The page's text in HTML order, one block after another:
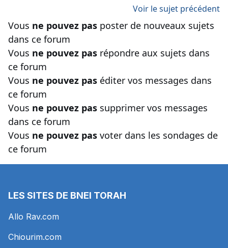
Voir le sujet précédent
Vous ne pouvez pas poster de nouveaux sujets
dans ce forum
Vous ne pouvez pas répondre aux sujets dans
ce forum
Vous ne pouvez pas éditer vos messages dans
ce forum
Vous ne pouvez pas supprimer vos messages
dans ce forum
Vous ne pouvez pas voter dans les sondages de
ce forum
LES SITES DE BNEI TORAH
Allo Rav.com
Chiourim.com